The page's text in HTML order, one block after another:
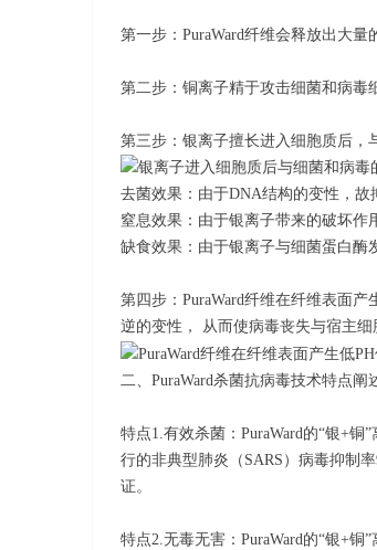
第一步：PuraWard纤维会释放出大量
第二步：铜离子精于攻击细菌和病毒
第三步：银离子擅长进入细胞质后，
去菌效果：由于DNA结构的变性，故
窒息效果：由于银离子带来的破坏作
缺食效果：由于银离子与细菌蛋白酶
第四步：PuraWard纤维在纤维表面
逆的变性， 从而使病毒丧失与宿主
二、PuraWard杀菌抗病毒技术特点阐
特点1.有效杀菌：PuraWard的“银+
行的非典型肺炎（SARS）病毒抑制
证。
特点2.无毒无害：PuraWard的“银+